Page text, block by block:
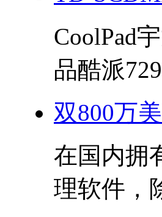
CoolPad
品酷派
双800万
在国内拥
理软件，